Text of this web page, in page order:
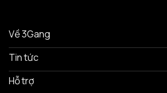
Về 3Gang
Tin tức
Hỗ trợ